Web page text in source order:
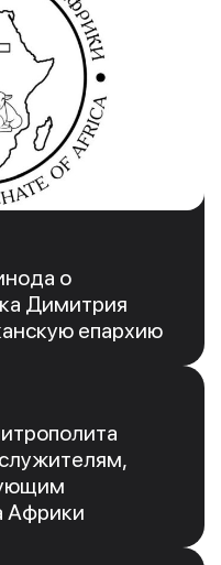
о
Димитрия
епархию
Африки